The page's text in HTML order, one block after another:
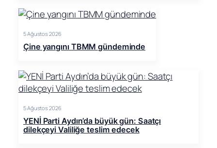
5 Ağustos 2026
Çine yangını TBMM gündeminde
5 Ağustos 2026
YENİ Parti Aydın’da büyük gün: Saatçı
dilekçeyi Valiliğe teslim edecek